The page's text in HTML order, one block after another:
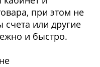
при этом не
счета или другие
и быстро.